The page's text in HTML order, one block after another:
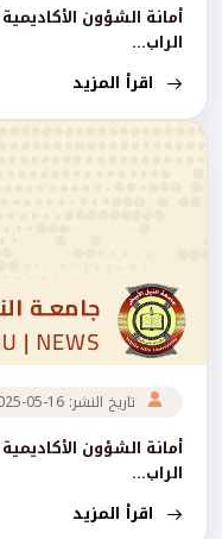
أمانة الشؤون
الراب...
اقرأ المزيد
تاريخ النشر: 16-05-2025
أمانة الشؤون
الراب...
اقرأ المزيد